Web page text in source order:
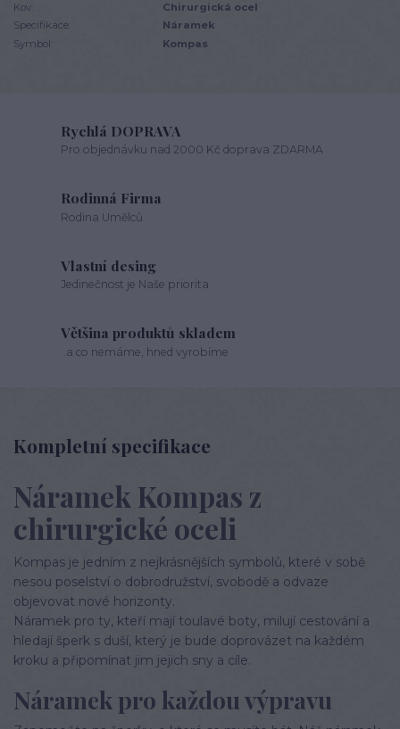
Kov:
Chirurgická ocel
Specifikace:
Náramek
Symbol:
Kompas
Rychlá DOPRAVA
Pro objednávku nad 2000 Kč doprava ZDARMA
Rodinná Firma
Rodina Umělců
Vlastní desing
Jedinečnost je Naše priorita
Většina produktů skladem
..a co nemáme, hned vyrobíme
Kompletní specifikace
Náramek Kompas z
chirurgické oceli
Kompas je jedním z nejkrásnějších symbolů, které v sobě
nesou poselství o dobrodružství, svobodě a odvaze
objevovat nové horizonty.
Náramek pro ty, kteří mají toulavé boty, milují cestování a
hledají šperk s duší, který je bude doprovázet na každém
kroku a připomínat jim jejich sny a cíle.
Náramek pro každou výpravu